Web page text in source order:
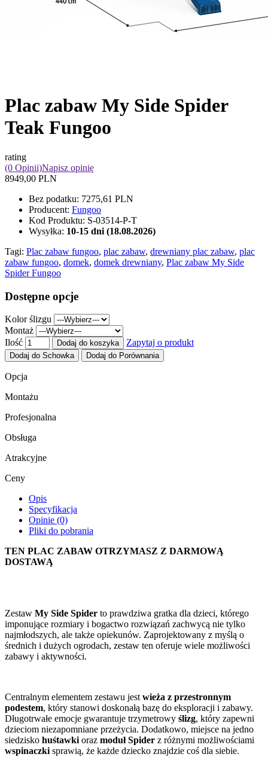
Plac zabaw My Side Spider
Teak Fungoo
rating
(0 Opinii)Napisz opinię
8949,00 PLN
Bez podatku: 7275,61 PLN
Producent: Fungoo
Kod Produktu: S-03514-P-T
Wysyłka: 10-15 dni (18.08.2026)
Tagi: Plac zabaw fungoo, plac zabaw, drewniany plac zabaw, plac
zabaw fungoo, domek, domek drewniany, Plac zabaw My Side
Spider Fungoo
Dostępne opcje
Kolor ślizgu
Montaż
Ilość
Dodaj do koszyka Zapytaj o produkt
Dodaj do Schowka Dodaj do Porównania
Opcja
Montażu
Profesjonalna
Obsługa
Atrakcyjne
Ceny
Opis
Specyfikacja
Opinie (0)
Pliki do pobrania
TEN PLAC ZABAW OTRZYMASZ Z DARMOWĄ
DOSTAWĄ
Zestaw My Side Spider to prawdziwa gratka dla dzieci, którego
imponujące rozmiary i bogactwo rozwiązań zachwycą nie tylko
najmłodszych, ale także opiekunów. Zaprojektowany z myślą o
średnich i dużych ogrodach, zestaw ten oferuje wiele możliwości
zabawy i aktywności.
Centralnym elementem zestawu jest wieża z przestronnym
podestem, który stanowi doskonałą bazę do eksploracji i zabawy.
Długotrwałe emocje gwarantuje trzymetrowy ślizg, który zapewni
dzieciom niezapomniane przeżycia. Dodatkowo, miejsce na jedno
siedzisko huśtawki oraz moduł Spider z różnymi możliwościami
wspinaczki sprawią, że każde dziecko znajdzie coś dla siebie.